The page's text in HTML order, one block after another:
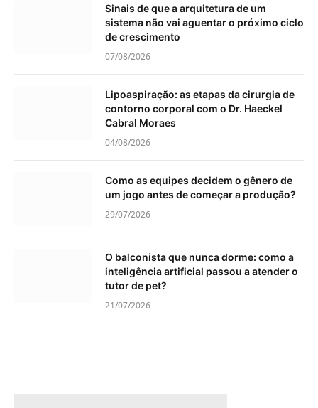
Sinais de que a arquitetura de um
sistema não vai aguentar o próximo ciclo
de crescimento
07/08/2026
Lipoaspiração: as etapas da cirurgia de
contorno corporal com o Dr. Haeckel
Cabral Moraes
04/08/2026
Como as equipes decidem o gênero de
um jogo antes de começar a produção?
29/07/2026
O balconista que nunca dorme: como a
inteligência artificial passou a atender o
tutor de pet?
21/07/2026